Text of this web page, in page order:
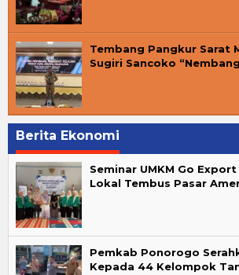
Tembang Pangkur Sarat
Sugiri Sancoko
Berita Ekonomi
Seminar UMKM Go Export
Lokal Tembus Pasar
Pemkab Ponorogo
Kepada 44 Kelompok